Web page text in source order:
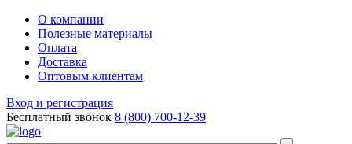
О компании
Полезные материалы
Оплата
Доставка
Оптовым клиентам
Вход и регистрация
Бесплатный звонок 8 (800) 700-12-39